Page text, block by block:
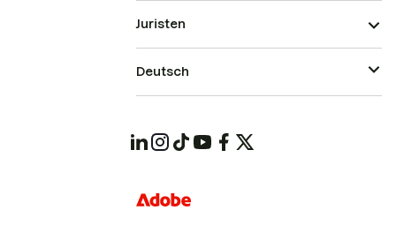
Juristen
Deutsch